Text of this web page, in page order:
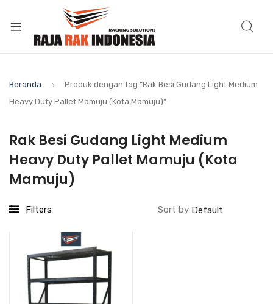
Beranda
Produk dengan tag “Rak Besi Gudang Light Medium
Heavy Duty Pallet Mamuju (Kota Mamuju)”
Rak Besi Gudang Light Medium
Heavy Duty Pallet Mamuju (Kota
Mamuju)
Filters Sort by